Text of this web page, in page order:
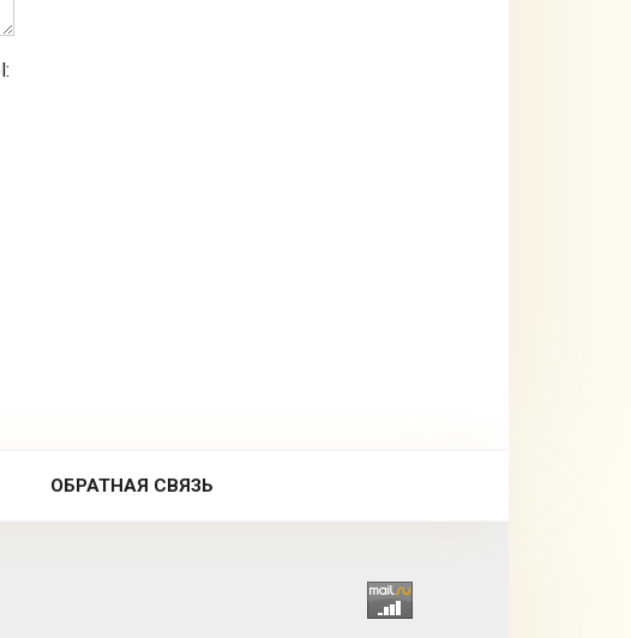
ОБРАТНАЯ СВЯЗЬ